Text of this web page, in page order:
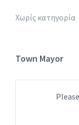
Χωρίς κατηγορία
Town Mayor